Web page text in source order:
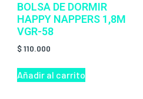
BOLSA DE DORMIR
HAPPY NAPPERS 1,8M
VGR-58
$110.000
Añadir al carrito